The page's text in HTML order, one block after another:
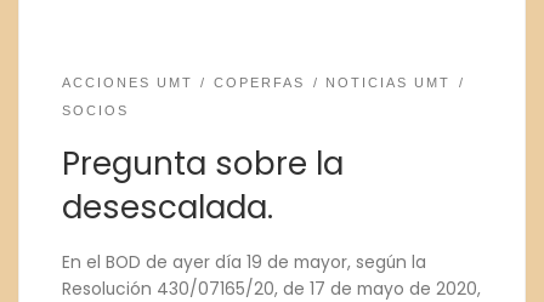
ACCIONES UMT COPERFAS
NOTICIAS UMT
SOCIOS
Pregunta sobre la
desescalada.
En el BOD de ayer día 19 de mayor, según la
Resolución 430/07165/20, de 17 de mayo de 2020,